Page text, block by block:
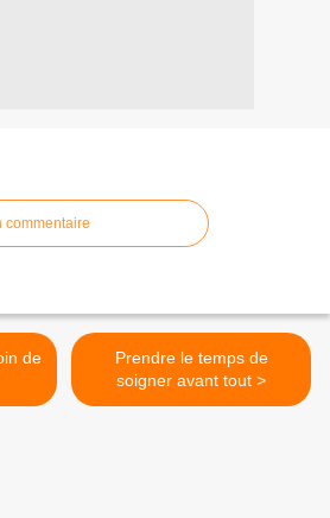
commentaire
Prendre le temps de
soigner avant tout >